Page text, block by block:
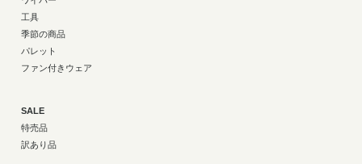
工具
季節の商品
パレット
ファン付きウェア
SALE
特売品
訳あり品